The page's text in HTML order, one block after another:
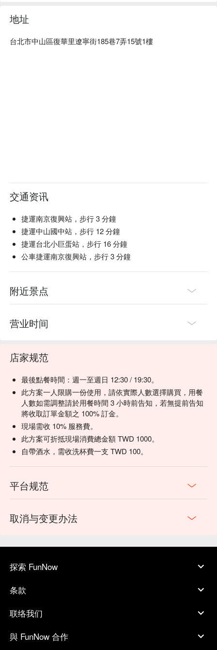
内行人都爱来这儿，就是因为它家超正宗的 Omakase 体验！
材，在铁板上为你创作一场感官盛宴。更棒的是，这里支持
鲜甜多汁，肉质Q弹。
南非活鲍鱼 (South African Live Abalone) | 口感鲜嫩弹牙的顶
干贝 (Scallop) | 肥美多汁的干贝煎至金黄，鲜味爆表。
生鱼片 (Sashimi) | 精选新鲜渔获，常有鰤鱼、真鲷等顶级食
材。
💡 FunNow 懂吃笔记：本推荐由 AI 汇整网络热门口碑。（贴
心提醒：若包含酒精饮品，请理性饮酒｜过量饮酒，有害健
地址
台北市中山區復華里遼寧街185巷7弄15號1樓
交通资讯
捷運南京復興站，步行 3 分鐘
捷運中山國中站，步行 12 分鐘
捷運台北小巨蛋站，步行 16 分鐘
公車捷運南京復興站，步行 3 分鐘
附近景点
营业时间
店家规范
最後點餐時間：週一至週日 12:30 / 19:30。
此方案一人限購一份使用，請依實際人數選擇購買，用餐
人數如需調整請於用餐時間 3 小時前告知，若無提前告知
將收取訂單金額之 100% 訂金。
現場需收 10% 服務費。
此方案可折抵現場消費總金額 TWD 1000。
自帶酒水，需收洗杯費一支 TWD 100。
平台规范
取消与变更办法
探索 FunNow
条款
联络我们
與 FunNow 合作